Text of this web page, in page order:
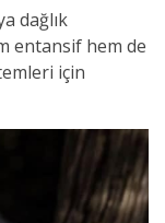
dağlık
entansif hem de
için